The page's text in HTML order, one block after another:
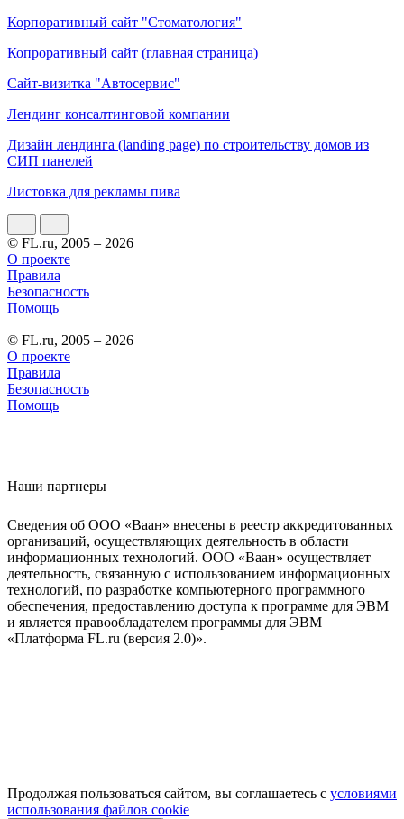
Корпоративный сайт "Стоматология"
Копроративный сайт (главная страница)
Сайт-визитка "Автосервис"
Лендинг консалтинговой компании
Дизайн лендинга (landing page) по строительству домов из
СИП панелей
Листовка для рекламы пива
© FL.ru, 2005 – 2026
О проекте
Правила
Безопасность
Помощь
© FL.ru, 2005 – 2026
О проекте
Правила
Безопасность
Помощь
Наши партнеры
Сведения об ООО «Ваан» внесены в реестр аккредитованных
организаций, осуществляющих деятельность в области
информационных технологий. ООО «Ваан» осуществляет
деятельность, связанную с использованием информационных
технологий, по разработке компьютерного программного
обеспечения, предоставлению доступа к программе для ЭВМ
и является правообладателем программы для ЭВМ
«Платформа FL.ru (версия 2.0)».
Продолжая пользоваться сайтом, вы соглашаетесь с условиями
использования файлов cookie